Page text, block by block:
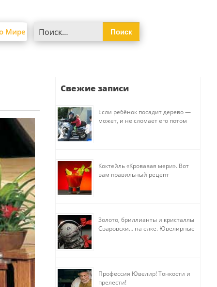
Мире
Свежие записи
Если ребёнок посадит дерево —
может, и не сломает его потом
Коктейль «Кровавая мери». Вот
вам правильный рецепт
Золото, бриллианты и кристаллы
Сваровски… на елке. Ювелирные
Профессия Ювелир! Тонкости и
прелести!